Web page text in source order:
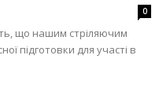
0
що нашим стріляючим
підготовки для участі в